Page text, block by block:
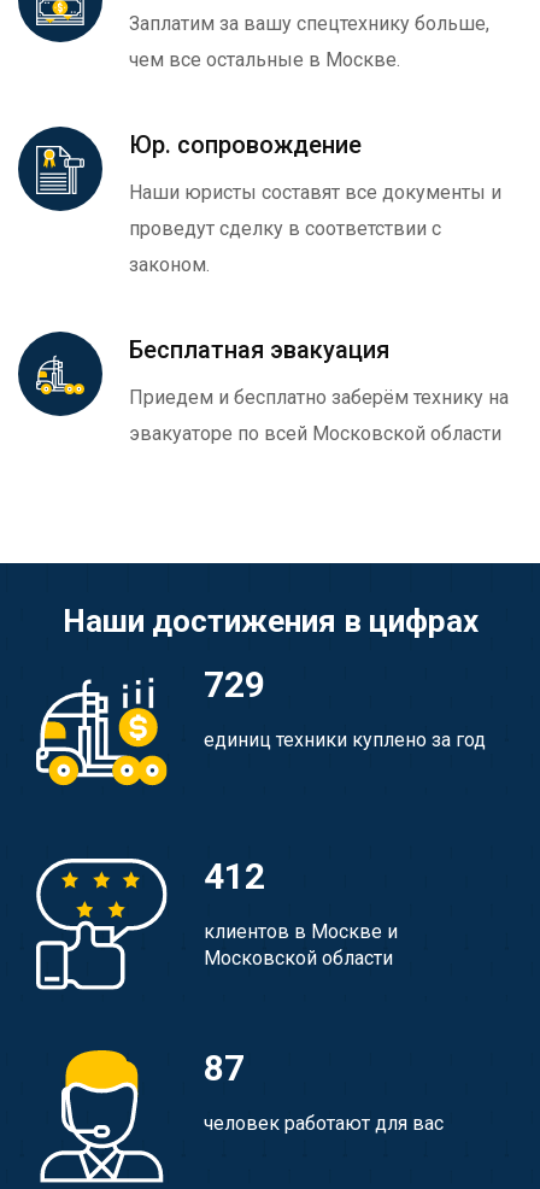
Заплатим за вашу спецтехнику больше,
чем все остальные в Москве.
Юр. сопровождение
Наши юристы составят все документы и
проведут сделку в соответствии с
законом.
Бесплатная эвакуация
Приедем и бесплатно заберём технику на
эвакуаторе по всей Московской области
Наши достижения в цифрах
729
единиц техники куплено за год
412
клиентов в Москве и
Московской области
87
человек работают для вас